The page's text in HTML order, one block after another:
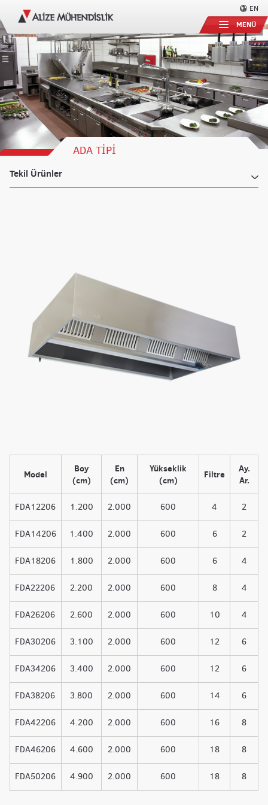
EN
MENÜ
ADA TİPİ
Tekil Ürünler
Model
Boy
(cm)
En
(cm)
Yükseklik
(cm)
Filtre
Ay.
Ar.
FDA12206 1.200 2.000 600 4 2
FDA14206 1.400 2.000 600 6 2
FDA18206 1.800 2.000 600 6 4
FDA22206 2.200 2.000 600 8 4
FDA26206 2.600 2.000 600 10 4
FDA30206 3.100 2.000 600 12 6
FDA34206 3.400 2.000 600 12 6
FDA38206 3.800 2.000 600 14 6
FDA42206 4.200 2.000 600 16 8
FDA46206 4.600 2.000 600 18 8
FDA50206 4.900 2.000 600 18 8